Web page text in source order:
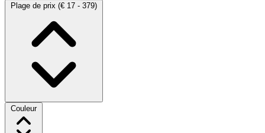
Plage de prix (€ 17 - 379)
Couleur